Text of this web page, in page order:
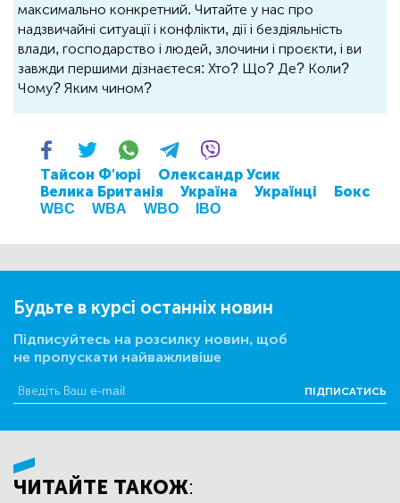
максимально конкретний. Читайте у нас про
надзвичайні ситуації і конфлікти, дії і бездіяльність
влади, господарство і людей, злочини і проєкти, і ви
завжди першими дізнаєтеся: Хто? Що? Де? Коли?
Чому? Яким чином?
Тайсон Ф'юрі
Олександр Усик
Велика Британія
Україна Українці
Бокс
WBC
WBA WBO IBO
Будьте в курсі останніх новин
Підписуйтесь на розсилку новин, щоб
не пропускати найважливіше
ПІДПИСАТИСЬ
ЧИТАЙТЕ ТАКОЖ: